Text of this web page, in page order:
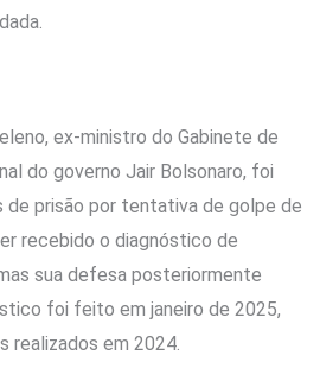
ex-ministro do Gabinete de
do governo Jair Bolsonaro, foi
de prisão por tentativa de golpe de
recebido o diagnóstico de
sua defesa posteriormente
foi feito em janeiro de 2025,
realizados em 2024.